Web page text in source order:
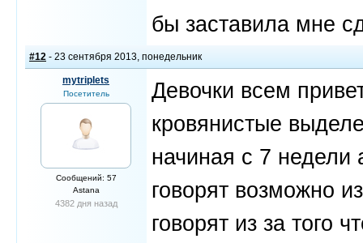
бы заставила мне
#12 - 23 сентября 2013, понедельник
mytriplets
Посетитель
Сообщений: 57
Astana
4382 дня назад
Девочки всем
кровянистые
начиная с 7
говорят возможно
говорят из за того